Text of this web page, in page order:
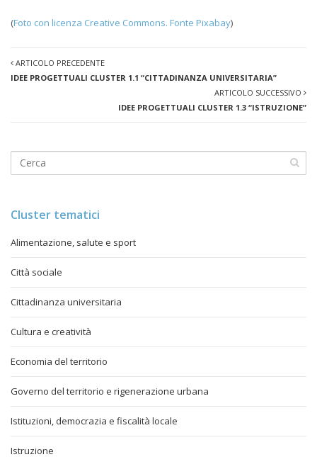
(Foto con licenza Creative Commons. Fonte Pixabay)
ARTICOLO PRECEDENTE
IDEE PROGETTUALI CLUSTER 1.1 “CITTADINANZA UNIVERSITARIA”
ARTICOLO SUCCESSIVO
IDEE PROGETTUALI CLUSTER 1.3 “ISTRUZIONE”
Cluster tematici
Alimentazione, salute e sport
Città sociale
Cittadinanza universitaria
Cultura e creatività
Economia del territorio
Governo del territorio e rigenerazione urbana
Istituzioni, democrazia e fiscalità locale
Istruzione